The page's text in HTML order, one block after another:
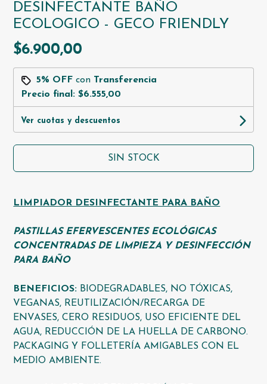
DESINFECTANTE BAÑO
ECOLOGICO - GECO FRIENDLY
$6.900,00
5% OFF con Transferencia
Precio final:$6.555,00
Ver cuotas y descuentos
SIN STOCK
LIMPIADOR DESINFECTANTE PARA BAÑO
PASTILLAS EFERVESCENTES ECOLÓGICAS
CONCENTRADAS DE LIMPIEZA Y DESINFECCIÓN
PARA BAÑO
BENEFICIOS: BIODEGRADABLES, NO TÓXICAS,
VEGANAS, REUTILIZACIÓN/RECARGA DE
ENVASES, CERO RESIDUOS, USO EFICIENTE DEL
AGUA, REDUCCIÓN DE LA HUELLA DE CARBONO.
PACKAGING Y FOLLETERÍA AMIGABLES CON EL
MEDIO AMBIENTE.